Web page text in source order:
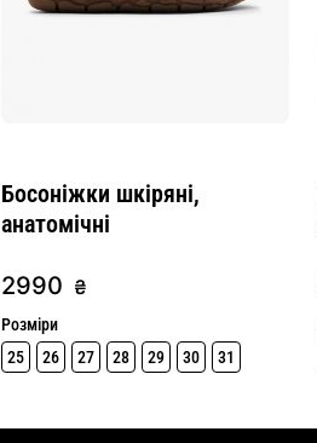
Босоніжки шкіряні,
анатомічні
2990 ₴
Розміри
25
26 27 28 29 30 31